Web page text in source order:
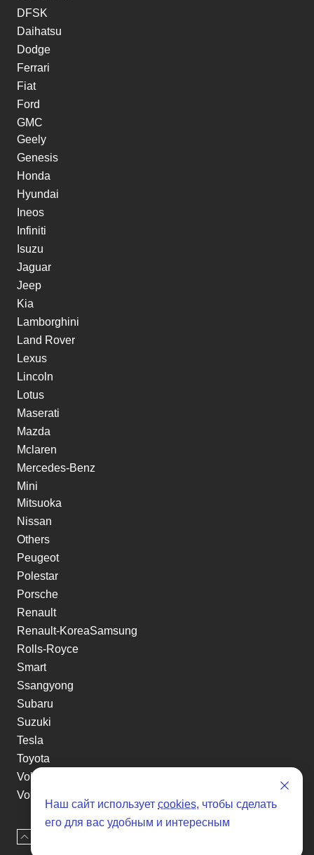
DFSK
Daihatsu
Dodge
Ferrari
Fiat
Ford
GMC
Geely
Genesis
Honda
Hyundai
Ineos
Infiniti
Isuzu
Jaguar
Jeep
Kia
Lamborghini
Land Rover
Lexus
Lincoln
Lotus
Maserati
Mazda
Mclaren
Mercedes-Benz
Mini
Mitsuoka
Nissan
Others
Peugeot
Polestar
Porsche
Renault
Renault-KoreaSamsung
Rolls-Royce
Smart
Ssangyong
Subaru
Suzuki
Tesla
Toyota
Volkswagen
Volvo
etc
Наш сайт использует cookies, чтобы сделать
его для вас удобным и интересным